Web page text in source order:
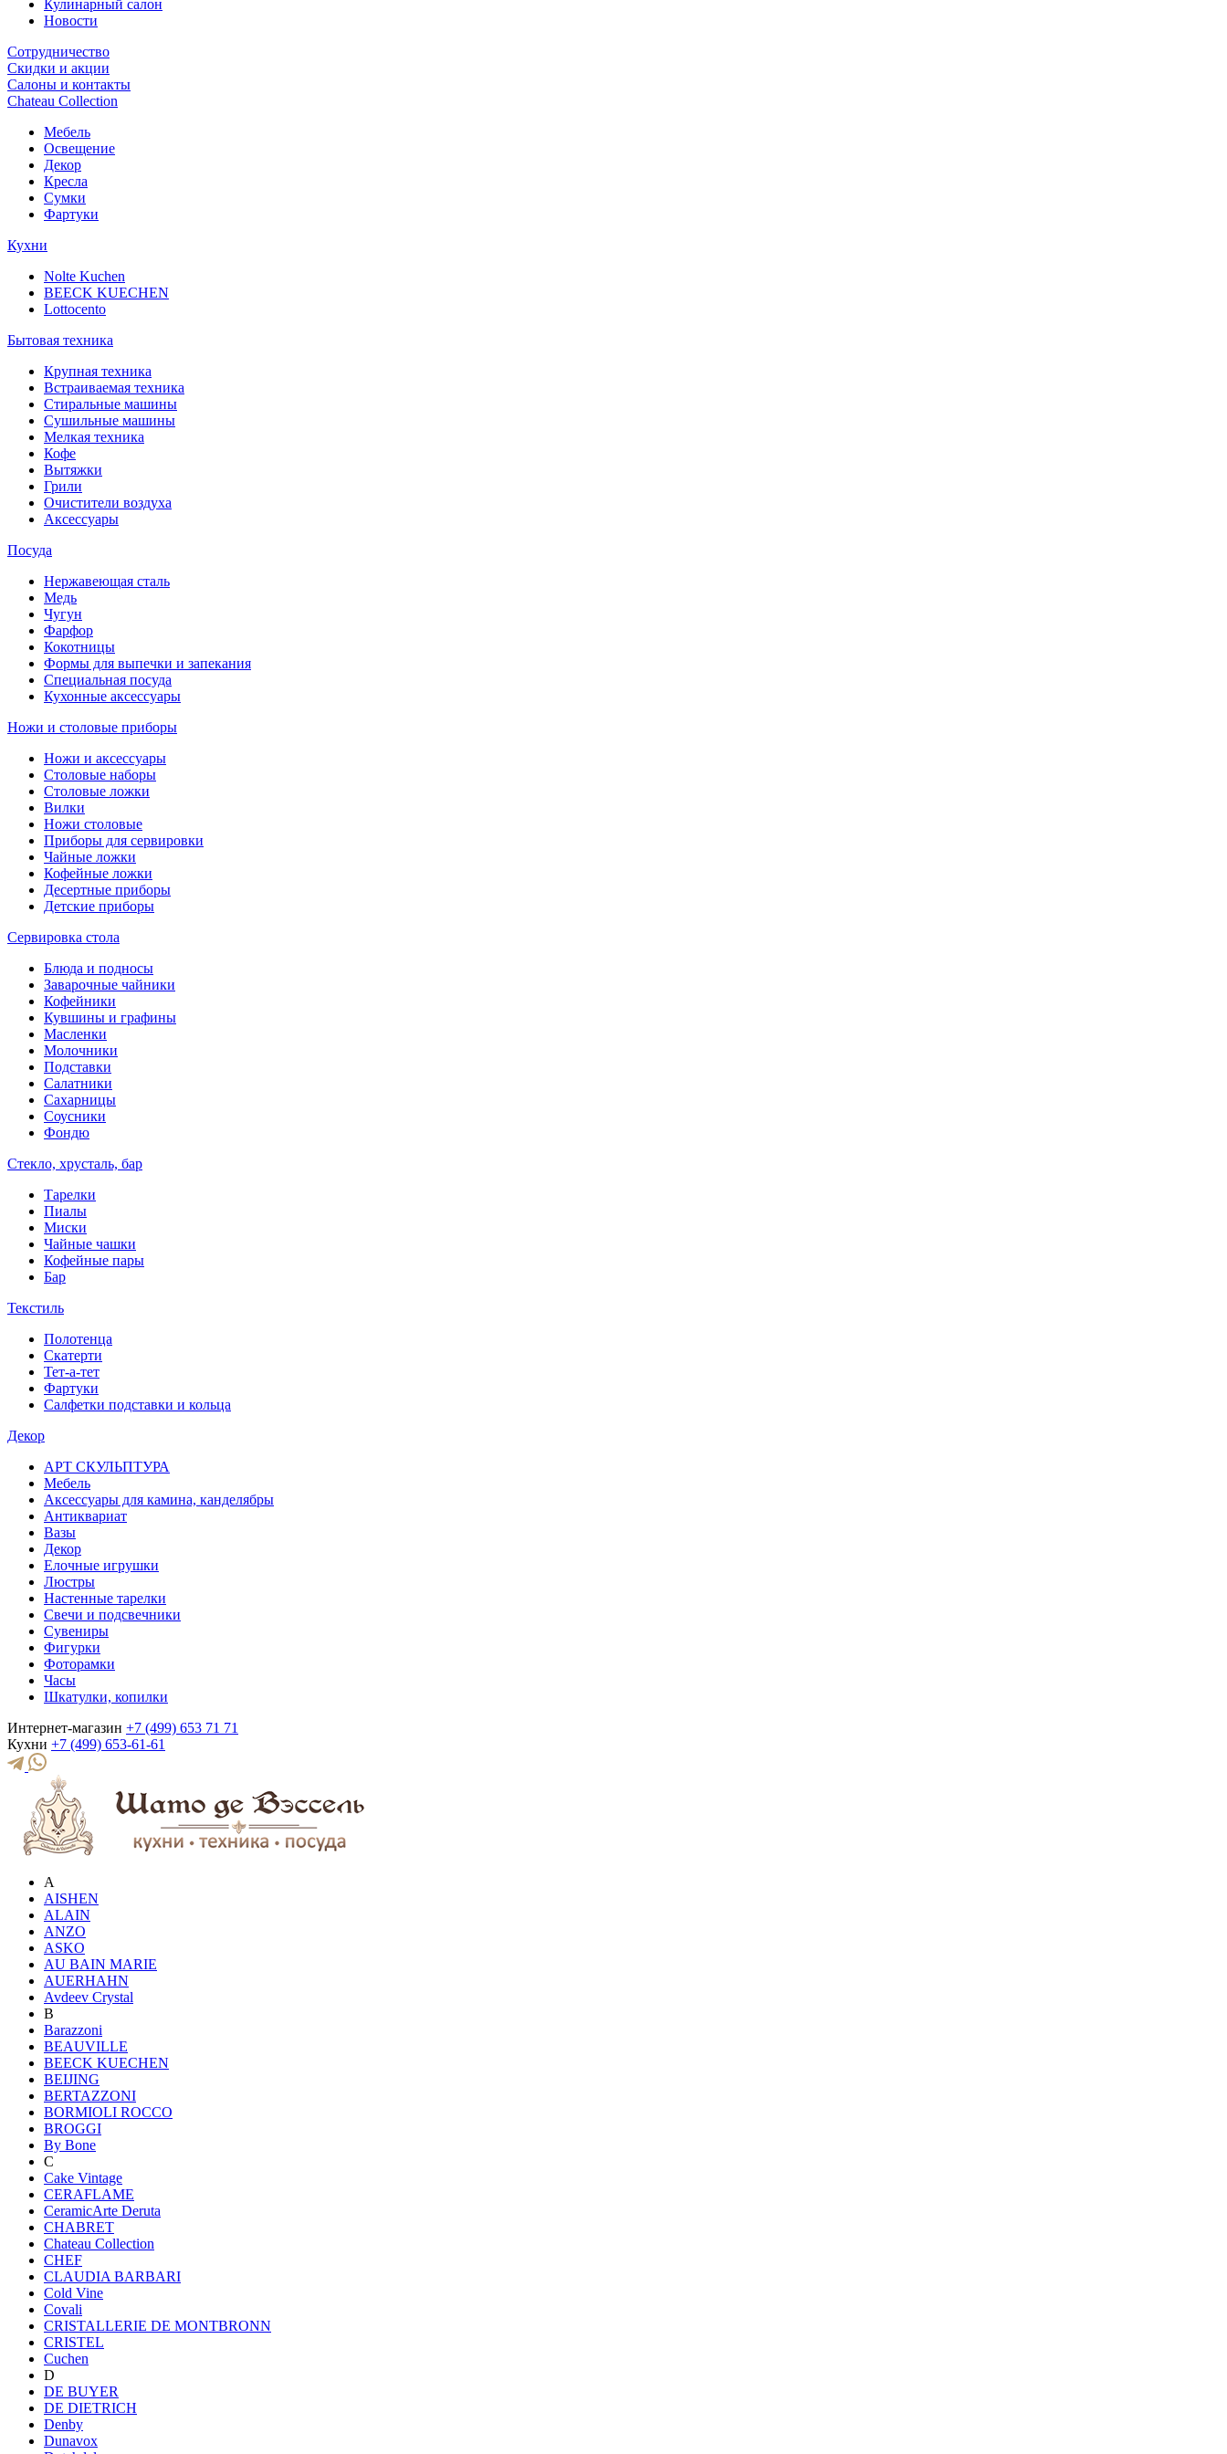
Кулинарный салон
Новости
Сотрудничество
Скидки и акции
Салоны и контакты
Chateau Collection
Мебель
Освещение
Декор
Кресла
Сумки
Фартуки
Кухни
Nolte Kuchen
BEECK KUECHEN
Lottocento
Бытовая техника
Крупная техника
Встраиваемая техника
Стиральные машины
Сушильные машины
Мелкая техника
Кофе
Вытяжки
Грили
Очистители воздуха
Аксессуары
Посуда
Нержавеющая сталь
Медь
Чугун
Фарфор
Кокотницы
Формы для выпечки и запекания
Специальная посуда
Кухонные аксессуары
Ножи и столовые приборы
Ножи и аксессуары
Столовые наборы
Столовые ложки
Вилки
Ножи столовые
Приборы для сервировки
Чайные ложки
Кофейные ложки
Десертные приборы
Детские приборы
Сервировка стола
Блюда и подносы
Заварочные чайники
Кофейники
Кувшины и графины
Масленки
Молочники
Подставки
Салатники
Сахарницы
Соусники
Фондю
Стекло, хрусталь, бар
Тарелки
Пиалы
Миски
Чайные чашки
Кофейные пары
Бар
Текстиль
Полотенца
Скатерти
Тет-а-тет
Фартуки
Салфетки подставки и кольца
Декор
АРТ СКУЛЬПТУРА
Мебель
Аксессуары для камина, канделябры
Антиквариат
Вазы
Декор
Елочные игрушки
Люстры
Настенные тарелки
Свечи и подсвечники
Сувениры
Фигурки
Фоторамки
Часы
Шкатулки, копилки
Интернет-магазин +7 (499) 653 71 71
Кухни +7 (499) 653-61-61
A
AISHEN
ALAIN
ANZO
ASKO
AU BAIN MARIE
AUERHAHN
Avdeev Crystal
B
Barazzoni
BEAUVILLE
BEECK KUECHEN
BEIJING
BERTAZZONI
BORMIOLI ROCCO
BROGGI
By Bone
C
Cake Vintage
CERAFLAME
CeramicArte Deruta
CHABRET
Chateau Collection
CHEF
CLAUDIA BARBARI
Cold Vine
Covali
CRISTALLERIE DE MONTBRONN
CRISTEL
Cuchen
D
DE BUYER
DE DIETRICH
Denby
Dunavox